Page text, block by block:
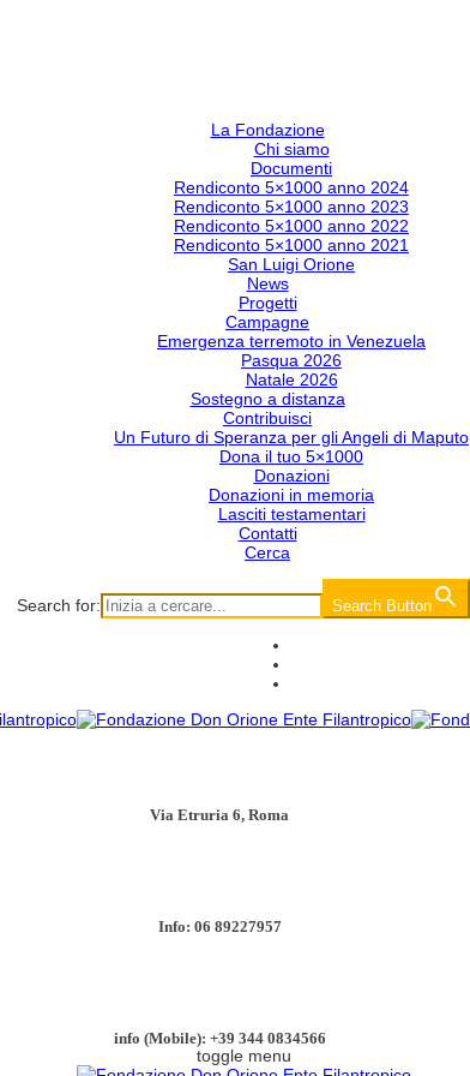
La Fondazione
Chi siamo
Documenti
Rendiconto 5×1000 anno 2024
Rendiconto 5×1000 anno 2023
Rendiconto 5×1000 anno 2022
Rendiconto 5×1000 anno 2021
San Luigi Orione
News
Progetti
Campagne
Emergenza terremoto in Venezuela
Pasqua 2026
Natale 2026
Sostegno a distanza
Contribuisci
Un Futuro di Speranza per gli Angeli di Maputo
Dona il tuo 5×1000
Donazioni
Donazioni in memoria
Lasciti testamentari
Contatti
Cerca
Search for: Search Button
Via Etruria 6, Roma
Info: 06 89227957
info (Mobile): +39 344 0834566
toggle menu